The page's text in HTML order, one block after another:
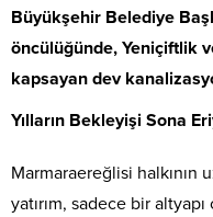
Büyükşehir Belediye
öncülüğünde, Yeniçiftlik
kapsayan dev
Yılların Bekleyişi Sona
Marmaraereğlisi halkının
yatırım, sadece bir